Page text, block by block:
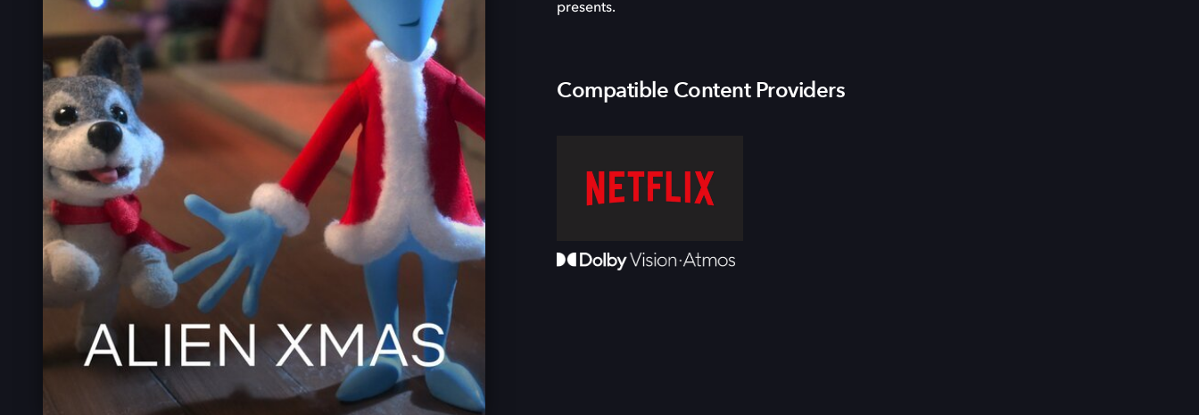
presents.
Compatible Content Providers